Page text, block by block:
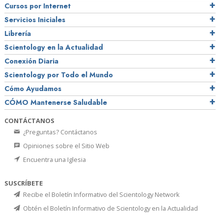
Cursos por Internet
Servicios Iniciales
Librería
Scientology en la Actualidad
Conexión Diaria
Scientology por Todo el Mundo
Cómo Ayudamos
CÓMO Mantenerse Saludable
CONTÁCTANOS
¿Preguntas? Contáctanos
Opiniones sobre el Sitio Web
Encuentra una Iglesia
SUSCRÍBETE
Recibe el Boletín Informativo del Scientology Network
Obtén el Boletín Informativo de Scientology en la Actualidad